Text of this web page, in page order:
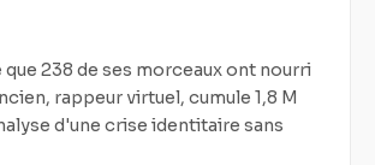
que 238 de ses morceaux ont nourri
rappeur virtuel, cumule 1,8 M
d'une crise identitaire sans